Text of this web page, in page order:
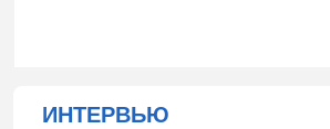
ИНТЕРВЬЮ